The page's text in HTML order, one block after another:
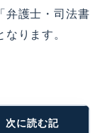
弁護士・司法書
ります。
次に読む記